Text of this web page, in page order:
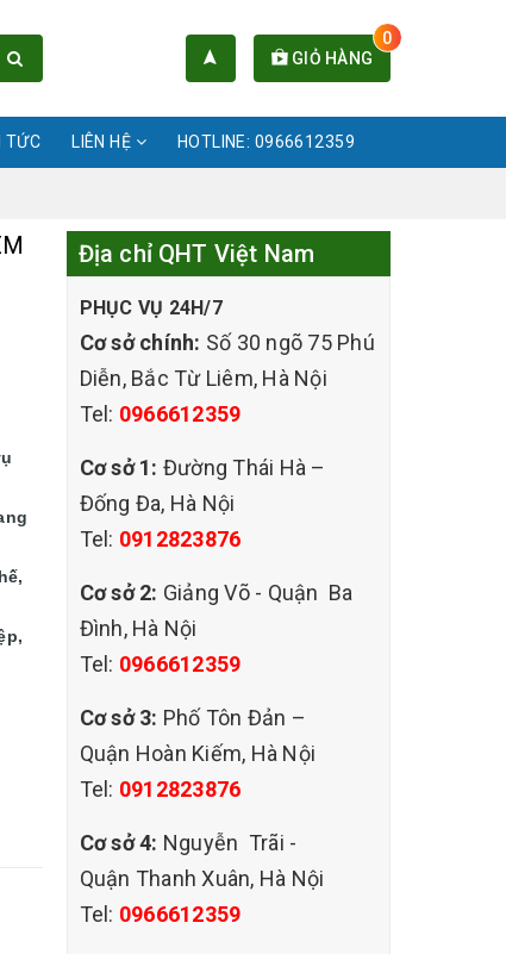
GIỎ HÀNG
0
TỨC LIÊN HỆ HOTLINE: 0966612359
Địa chỉ QHT Việt Nam
PHỤC VỤ 24H/7
Cơ sở chính: Số 30 ngõ 75 Phú
Diễn, Bắc Từ Liêm, Hà Nội
Tel: 0966612359
Cơ sở 1: Đường Thái Hà –
Đống Đa, Hà Nội
Tel: 0912823876
Cơ sở 2: Giảng Võ - Quận Ba
Đình, Hà Nội
Tel: 0966612359
Cơ sở 3: Phố Tôn Đản –
Quận Hoàn Kiếm, Hà Nội
Tel: 0912823876
Cơ sở 4: Nguyễn Trãi -
Quận Thanh Xuân, Hà Nội
Tel: 0966612359